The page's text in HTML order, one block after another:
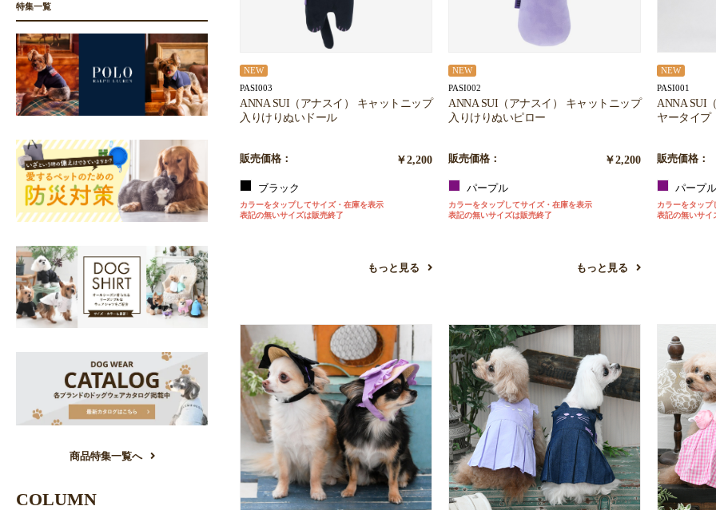
NEW
PASI003
ANNA SUI（アナスイ） キャットニップ
入りけりぬいドール
販売価格： ￥2,200
ブラック
カラーをタップしてサイズ・在庫を表示
表記の無いサイズは販売終了
もっと見る
NEW
PASI002
ANNA SUI（アナスイ） キャットニップ
入りけりぬいピロー
販売価格： ￥2,200
パープル
カラーをタップしてサイズ・在庫を表示
表記の無いサイズは販売終了
もっと見る
NEW
PASI001
ANNA SUI
ヤータイプ
販売価格：
パープル
カラーをタップ
表記の無いサイ
お買い物を続ける カートへ進む
特集一覧
商品特集一覧へ
COLUMN